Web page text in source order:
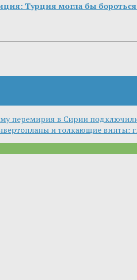
Турция могла бы бороться
перемирия в Сирии
и толкающие винты: